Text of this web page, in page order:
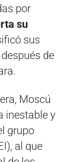
por
su
sus
de
Moscú
inestable y
grupo
al que